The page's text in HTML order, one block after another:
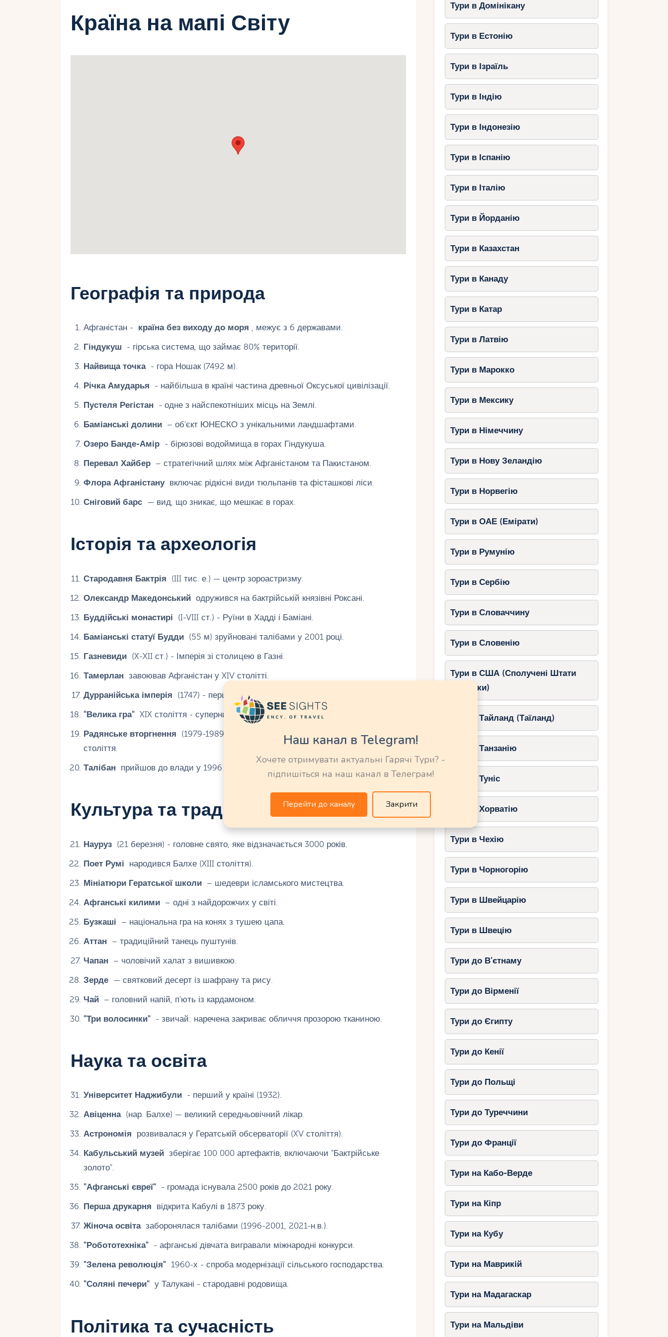
Країна на мапі Світу
Географія та природа
Афганістан - країна без виходу до моря , межує з 6 державами.
Гіндукуш - гірська система, що займає 80% території.
Найвища точка- гора Ношак (7492 м).
Річка Амударья - найбільша в країні частина древньої Оксуської цивілізації.
Пустеля Регістан - одне з найспекотніших місць на Землі.
Баміанські долини– об'єкт ЮНЕСКО з унікальними ландшафтами.
Озеро Банде-Амір- бірюзові водоймища в горах Гіндукуша.
Перевал Хайбер– стратегічний шлях між Афганістаном та Пакистаном.
Флора Афганістанувключає рідкісні види тюльпанів та фісташкові ліси.
Сніговий барс— вид, що зникає, що мешкає в горах.
Історія та археологія
Стародавня Бактрія (III тис. е.) — центр зороастризму.
Олександр Македонськийодружився на бактрійській князівні Роксані.
Буддійські монастирі (I-VIII ст.) - Руїни в Хадді і Баміані.
Баміанські статуї Будди(55 м) зруйновані талібами у 2001 році.
Газневиди(X-XII ст.) - Імперія зі столицею в Газні.
Тамерлан завоював Афганістан у XIV столітті.
Дурранійська імперія (1747) - перша афганська держава.
"Велика гра"XIX століття - суперництво Британії та Росії за Афганістан.
Радянське вторгнення (1979-1989) - одна з найбільш кровопролитних воєн XX
століття.
Талібан прийшов до влади у 1996 році, заборонивши телебачення та музику.
Культура та традиції
Науруз(21 березня) - головне свято, яке відзначається 3000 років.
Поет Румі народився Балхе (XIII століття).
Мініатюри Гератської школи– шедеври ісламського мистецтва.
Афганські килими– одні з найдорожчих у світі.
Бузкаші – національна гра на конях з тушею цапа.
Аттан – традиційний танець пуштунів.
Чапан – чоловічий халат з вишивкою.
Зерде— святковий десерт із шафрану та рису.
Чай– головний напій, п'ють із кардамоном.
"Три волосинки"- звичай: наречена закриває обличчя прозорою тканиною.
Наука та освіта
Університет Наджибули- перший у країні (1932).
Авіценна(нар. Балхе) — великий середньовічний лікар.
Астрономія розвивалася у Гератській обсерваторії (XV століття).
Кабульський музейзберігає 100 000 артефактів, включаючи "Бактрійське
золото".
"Афганські євреї"- громада існувала 2500 років до 2021 року.
Перша друкарня відкрита Кабулі в 1873 року.
Жіноча освітазаборонялася талібами (1996-2001, 2021-н.в.).
"Робототехніка"- афганські дівчата вигравали міжнародні конкурси.
"Зелена революція"1960-х - спроба модернізації сільського господарства.
"Соляні печери"у Талукані - стародавні родовища.
Політика та сучасність
Тури в Домінікану
Тури в Естонію
Тури в Ізраїль
Тури в Індію
Тури в Індонезію
Тури в Іспанію
Тури в Італію
Тури в Йорданію
Тури в Казахстан
Тури в Канаду
Тури в Катар
Тури в Латвію
Тури в Марокко
Тури в Мексику
Тури в Німеччину
Тури в Нову Зеландію
Тури в Норвегію
Тури в ОАЕ (Емірати)
Тури в Румунію
Тури в Сербію
Тури в Словаччину
Тури в Словенію
Тури в США (Сполучені Штати
Америки)
Тури в Тайланд (Таїланд)
Тури в Танзанію
Тури в Туніс
Тури в Хорватію
Тури в Чехію
Тури в Чорногорію
Тури в Швейцарію
Тури в Швецію
Тури до В’єтнаму
Тури до Вірменії
Тури до Єгипту
Тури до Кенії
Тури до Польщі
Тури до Туреччини
Тури до Франції
Тури на Кабо-Верде
Тури на Кіпр
Тури на Кубу
Тури на Маврикій
Тури на Мадагаскар
Тури на Мальдіви
Наш канал в Telegram!
Хочете отримувати актуальні Гарячі Тури? -
підпишіться на наш канал в Телеграм!
Перейти до каналу Закрити